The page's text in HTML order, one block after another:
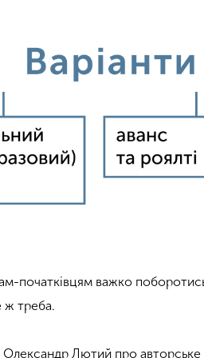
початківцям важко
ж треба.
Лютий про авторське